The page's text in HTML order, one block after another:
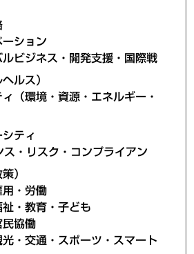
ション
ビジネス・開発支援・国際戦
ルス）
（環境・資源・エネルギー・
ティ
ス・リスク・コンプライアン
）
・労働
・教育・子ども
民協働
・交通・スポーツ・スマート